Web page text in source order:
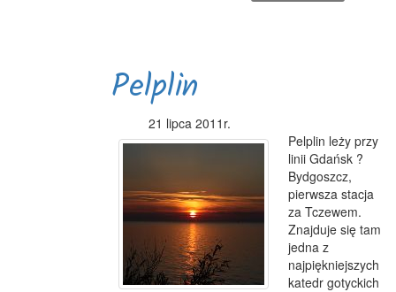
Pelplin
21 lipca 2011r.
Pelplin leży przy
linii Gdańsk ?
Bydgoszcz,
pierwsza stacja
za Tczewem.
Znajduje się tam
jedna z
najpiękniejszych
katedr gotyckich